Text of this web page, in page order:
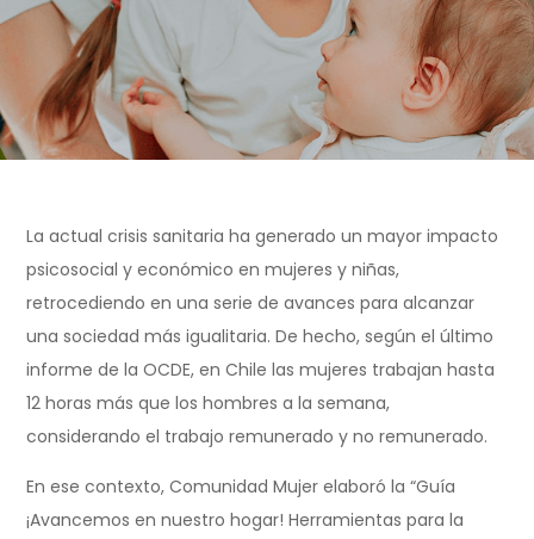
La actual crisis sanitaria ha generado un mayor impacto
psicosocial y económico en mujeres y niñas,
retrocediendo en una serie de avances para alcanzar
una sociedad más igualitaria. De hecho, según el último
informe de la OCDE, en Chile las mujeres trabajan hasta
12 horas más que los hombres a la semana,
considerando el trabajo remunerado y no remunerado.
En ese contexto, Comunidad Mujer elaboró la “Guía
¡Avancemos en nuestro hogar! Herramientas para la